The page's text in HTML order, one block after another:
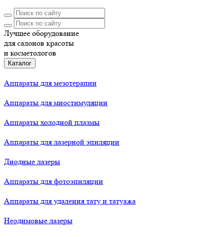
Лучшее оборудование
для салонов красоты
и косметологов
Каталог
Аппараты для мезотерапии
Аппараты для миостимуляции
Аппараты холодной плазмы
Аппараты для лазерной эпиляции
Диодные лазеры
Аппараты для фотоэпиляции
Аппараты для удаления тату и татуажа
Неодимовые лазеры